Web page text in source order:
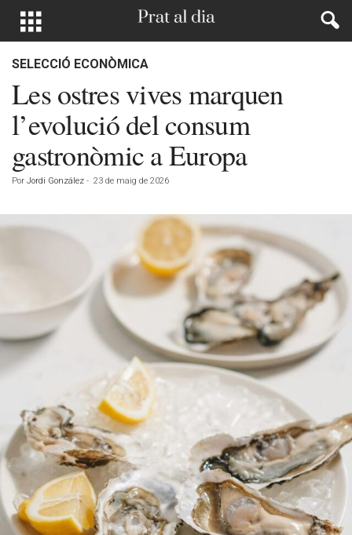
SELECCIÓ ECONÒMICA
Les ostres vives marquen
l’evolució del consum
gastronòmic a Europa
Por Jordi González - 23 de maig de 2026